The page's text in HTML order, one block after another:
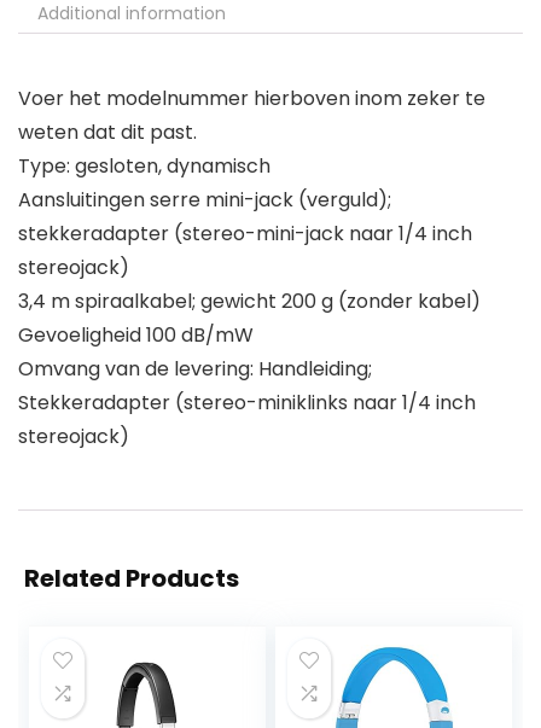
Additional information
Voer het modelnummer hierboven inom zeker te
weten dat dit past.
Type: gesloten, dynamisch
Aansluitingen serre mini-jack (verguld);
stekkeradapter (stereo-mini-jack naar 1/4 inch
stereojack)
3,4 m spiraalkabel; gewicht 200 g (zonder kabel)
Gevoeligheid 100 dB/mW
Omvang van de levering: Handleiding;
Stekkeradapter (stereo-miniklinks naar 1/4 inch
stereojack)
Related Products